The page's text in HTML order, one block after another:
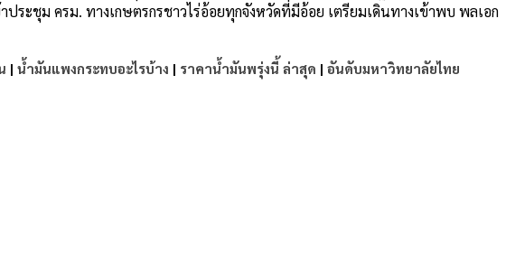
ประชุม ครม. ทางเกษตรกรชาวไร่อ้อยทุกจังหวัดที่มีอ้อย เตรียมเดินทางเข้าพบ พลเอก
| น้ำมันแพงกระทบอะไรบ้าง | ราคาน้ำมันพรุ่งนี้ ล่าสุด | อันดับมหาวิทยาลัยไทย